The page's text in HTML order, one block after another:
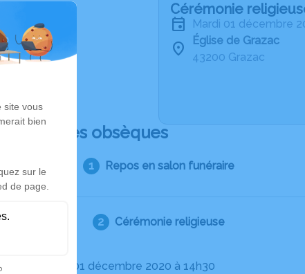
Cérémonie
mardi 01 décembre
Église de Grazac
43200 Grazac
Déroulé des obsèques
Repos en salon funéraire
Cérémonie religieuse
Le mardi 01 décembre 2020 à 14h30